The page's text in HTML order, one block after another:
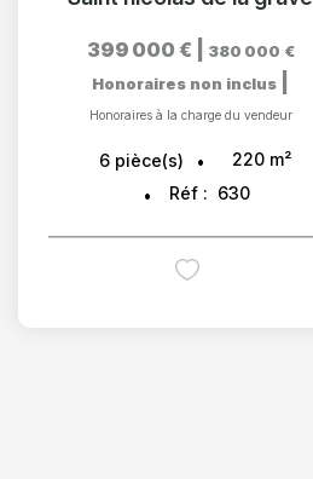
399 000 €
380 000 €
Honoraires non inclus
Honoraires à la charge du vendeur
6 pièce(s) 220 m²
Réf : 630